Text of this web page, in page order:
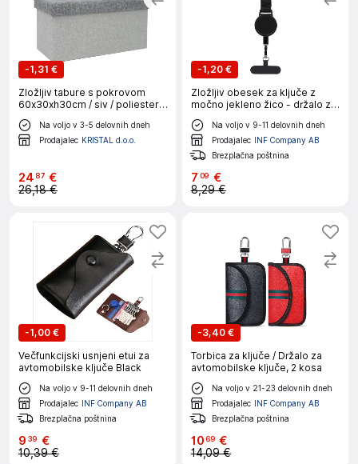
-1,31 €
Zložljiv tabure s pokrovom
60x30xh30cm / siv / poliester,
mdf
Na voljo v 3-5 delovnih dneh
Prodajalec KRISTAL d.o.o.
2487 €
26,18 €
-1,20 €
Zložljiv obesek za ključe z
močno jekleno žico - držalo za
ključe proti kraji
Na voljo v 9-11 delovnih dneh
Prodajalec INF Company AB
Brezplačna poštnina
7 09 €
8,29 €
-1,00 €
Večfunkcijski usnjeni etui za
avtomobilske ključe Black
Na voljo v 9-11 delovnih dneh
Prodajalec INF Company AB
Brezplačna poštnina
9 39 €
10,39 €
-3,40 €
Torbica za ključe / Držalo za
avtomobilske ključe, 2 kosa
Na voljo v 21-23 delovnih dneh
Prodajalec INF Company AB
Brezplačna poštnina
1069 €
14,09 €